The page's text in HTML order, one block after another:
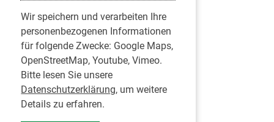
Wir speichern und verarbeiten Ihre
personenbezogenen Informationen
für folgende Zwecke: Google Maps,
OpenStreetMap, Youtube, Vimeo.
Bitte lesen Sie unsere
Datenschutzerklärung, um weitere
Details zu erfahren.
Karriere
Inserate
Praktikum in einer Zahnarztpraxis
Jobs im Zahnärztehaus
Presse